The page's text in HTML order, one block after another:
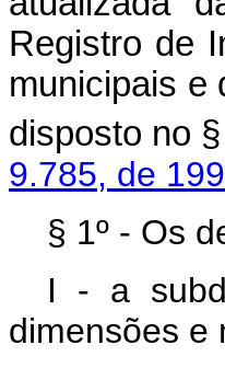
Registro de
municipais e
disposto no
9.785, de
§ 1º - Os
I - a
dimensões e